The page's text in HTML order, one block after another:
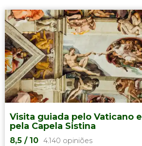
Visita guiada pelo Vaticano e
pela Capela Sistina
8,5 / 10 4.140 opiniões